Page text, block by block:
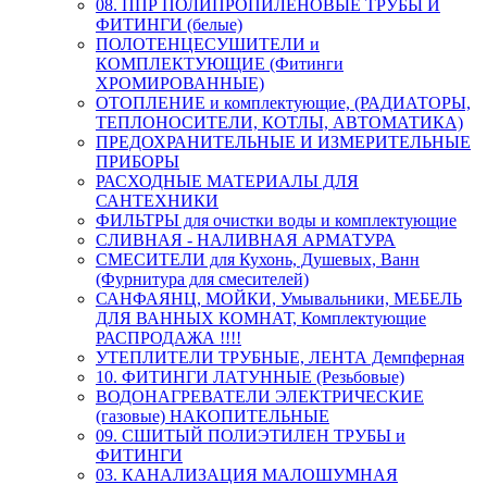
08. ППР ПОЛИПРОПИЛЕНОВЫЕ ТРУБЫ И
ФИТИНГИ (белые)
ПОЛОТЕНЦЕСУШИТЕЛИ и
КОМПЛЕКТУЮЩИЕ (Фитинги
ХРОМИРОВАННЫЕ)
ОТОПЛЕНИЕ и комплектующие, (РАДИАТОРЫ,
ТЕПЛОНОСИТЕЛИ, КОТЛЫ, АВТОМАТИКА)
ПРЕДОХРАНИТЕЛЬНЫЕ И ИЗМЕРИТЕЛЬНЫЕ
ПРИБОРЫ
РАСХОДНЫЕ МАТЕРИАЛЫ ДЛЯ
САНТЕХНИКИ
ФИЛЬТРЫ для очистки воды и комплектующие
СЛИВНАЯ - НАЛИВНАЯ АРМАТУРА
СМЕСИТЕЛИ для Кухонь, Душевых, Ванн
(Фурнитура для смесителей)
САНФАЯНЦ, МОЙКИ, Умывальники, МЕБЕЛЬ
ДЛЯ ВАННЫХ КОМНАТ, Комплектующие
РАСПРОДАЖА !!!!
УТЕПЛИТЕЛИ ТРУБНЫЕ, ЛЕНТА Демпферная
10. ФИТИНГИ ЛАТУННЫЕ (Резьбовые)
ВОДОНАГРЕВАТЕЛИ ЭЛЕКТРИЧЕСКИЕ
(газовые) НАКОПИТЕЛЬНЫЕ
09. СШИТЫЙ ПОЛИЭТИЛЕН ТРУБЫ и
ФИТИНГИ
03. КАНАЛИЗАЦИЯ МАЛОШУМНАЯ